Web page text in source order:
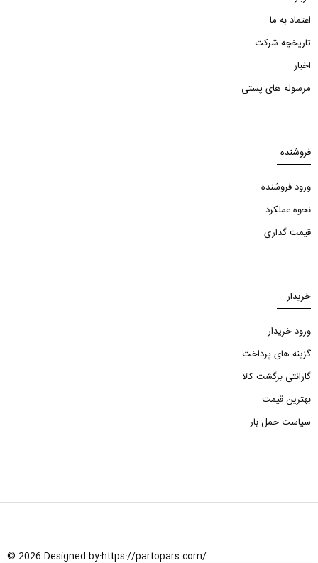
اعتماد به ما
تاریخچه شرکت
اخبار
مرسوله های پستی
فروشنده
ورود فروشنده
نحوه عملکرد
قیمت گذاری
خریدار
ورود خریدار
گزینه های پرداخت
گارانتی برگشت کالا
بهترین قیمت
سیاست حمل بار
© 2026 Designed by:https://partopars.com/